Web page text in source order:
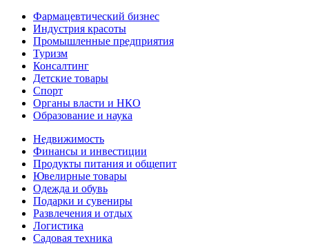
Фармацевтический бизнес
Индустрия красоты
Промышленные предприятия
Туризм
Консалтинг
Детские товары
Спорт
Органы власти и НКО
Образование и наука
Недвижимость
Финансы и инвестиции
Продукты питания и общепит
Ювелирные товары
Одежда и обувь
Подарки и сувениры
Развлечения и отдых
Логистика
Садовая техника